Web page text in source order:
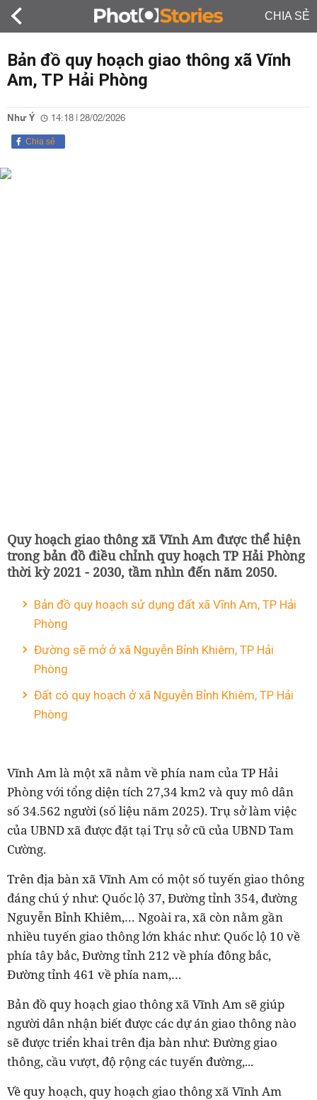
CHIA SẺ
Bản đồ quy hoạch giao thông xã Vĩnh
Am, TP Hải Phòng
Như Ý 14:18 | 28/02/2026
Chia sẻ
Quy hoạch giao thông xã Vĩnh Am được thể hiện
trong bản đồ điều chỉnh quy hoạch TP Hải Phòng
thời kỳ 2021 - 2030, tầm nhìn đến năm 2050.
Bản đồ quy hoạch sử dụng đất xã Vĩnh Am, TP Hải
Phòng
Đường sẽ mở ở xã Nguyễn Bỉnh Khiêm, TP Hải
Phòng
Đất có quy hoạch ở xã Nguyễn Bỉnh Khiêm, TP Hải
Phòng
VĩnhAmlà một xã nằm về phía nam của TP Hải
Phòng với tổng diện tích 27,34km2 và quy mô dân
số 34.562 người (số liệu năm 2025). Trụ sở làm việc
của UBND xã được đặt tại Trụ sở cũ của UBND Tam
Cường.
Trên địa bàn xã Vĩnh Am có một số tuyến giao thông
đáng chú ý như: Quốc lộ 37, Đường tỉnh 354, đường
Nguyễn Bỉnh Khiêm,… Ngoài ra, xã còn nằm gần
nhiều tuyến giao thông lớn khác như: Quốc lộ 10 về
phía tây bắc, Đường tỉnh 212 về phía đông bắc,
Đường tỉnh 461 về phía nam,…
Bản đồ quy hoạch giao thông xã Vĩnh Am sẽ giúp
người dân nhận biết được các dự án giao thông nào
sẽ được triển khai trên địa bàn như: Đường giao
thông, cầu vượt, độ rộng các tuyến đường,...
Về quy hoạch, quy hoạch giao thông xã Vĩnh Am